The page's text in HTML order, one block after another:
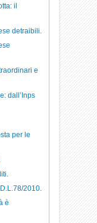
il
detraibili.
e
dall’Inps
per le
2010.
è